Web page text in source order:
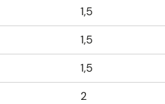
1,5
1,5
1,5
2